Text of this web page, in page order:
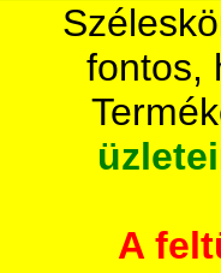
fontos,
A